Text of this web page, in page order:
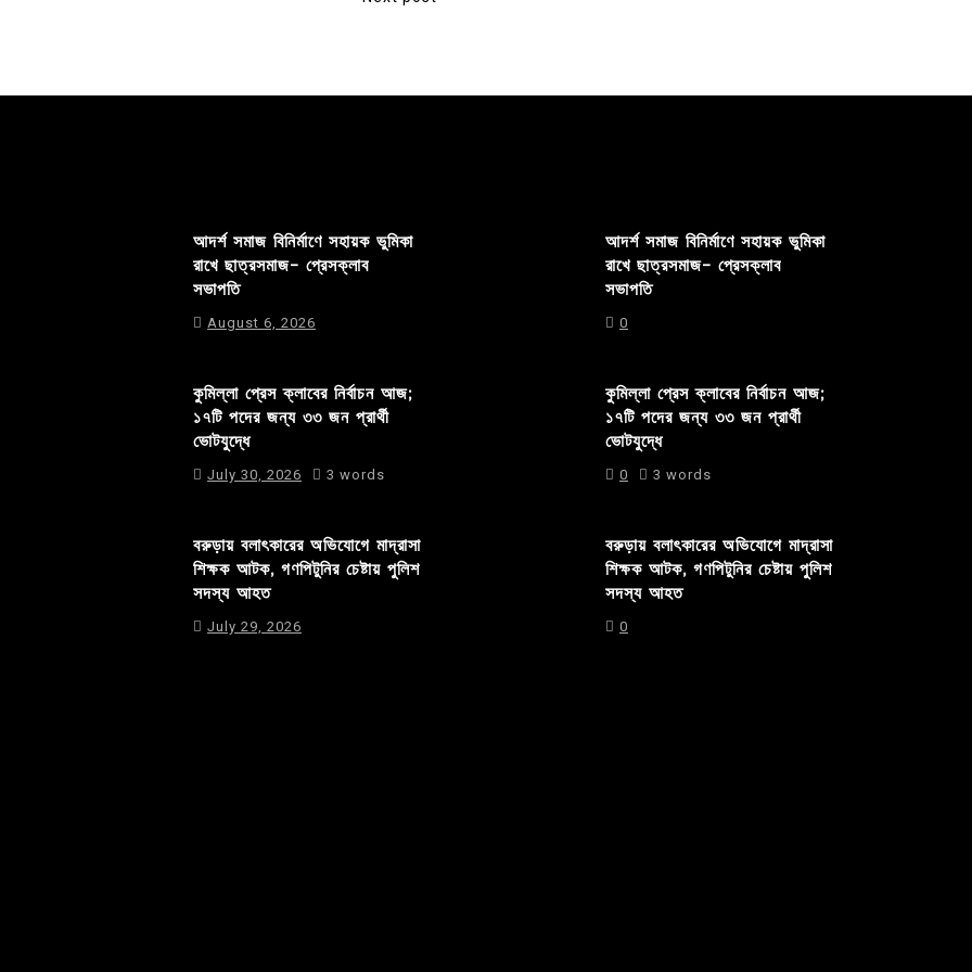
আদর্শ সমাজ বিনির্মাণে সহায়ক ভুমিকা
রাখে ছাত্রসমাজ- প্রেসক্লাব
সভাপতি
August 6, 2026
কুমিল্লা প্রেস ক্লাবের নির্বাচন আজ;
১৭টি পদের জন্য ৩৩ জন প্রার্থী
ভোটযুদ্ধে
July 30, 2026 3 words
বরুড়ায় বলাৎকারের অভিযোগে মাদ্রাসা
শিক্ষক আটক, গণপিটুনির চেষ্টায় পুলিশ
সদস্য আহত
July 29, 2026
আদর্শ সমাজ বিনির্মাণে সহায়ক ভুমিকা
রাখে ছাত্রসমাজ- প্রেসক্লাব
সভাপতি
0
কুমিল্লা প্রেস ক্লাবের নির্বাচন আজ;
১৭টি পদের জন্য ৩৩ জন প্রার্থী
ভোটযুদ্ধে
0 3 words
বরুড়ায় বলাৎকারের অভিযোগে মাদ্রাসা
শিক্ষক আটক, গণপিটুনির চেষ্টায় পুলিশ
সদস্য আহত
0